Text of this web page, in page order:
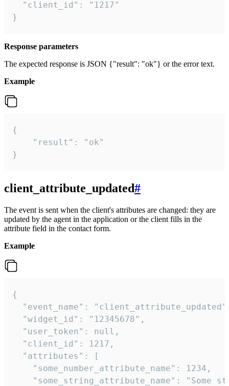
  "client_id": "1217"
}
Response parameters
The expected response is JSON {"result": "ok"} or the error text.
Example
{
    "result": "ok"
}
client_attribute_updated#
The event is sent when the client's attributes are changed: they are
updated by the agent in the application or the client fills in the
attribute field in the contact form.
Example
{
"event_name":
  "widget_id": "12345678",
  "user_token": null,
  "client_id": 1217,
  "attributes": [
    "some_number_attribute_name": 1234,
"some_string_attribute_name": "Some